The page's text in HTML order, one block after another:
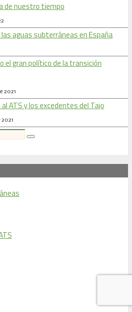
de nuestro tiempo
aguas subterráneas en España
el gran político de la transición
2021
ATS y los excedentes del Tajo
Buscar